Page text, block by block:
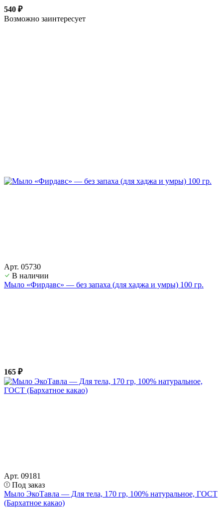
540 ₽
Возможно заинтересует
Арт. 05730
В наличии
Мыло «Фирдавс» — без запаха (для хаджа и умры) 100 гр.
165 ₽
Арт. 09181
Под заказ
Мыло ЭкоТавла — Для тела, 170 гр, 100% натуральное, ГОСТ
(Бархатное какао)